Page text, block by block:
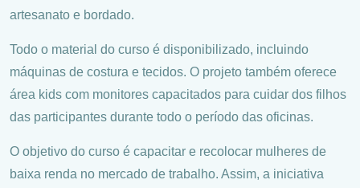
artesanato e bordado.
Todo o material do curso é disponibilizado, incluindo
máquinas de costura e tecidos. O projeto também oferece
área kids com monitores capacitados para cuidar dos filhos
das participantes durante todo o período das oficinas.
O objetivo do curso é capacitar e recolocar mulheres de
baixa renda no mercado de trabalho. Assim, a iniciativa